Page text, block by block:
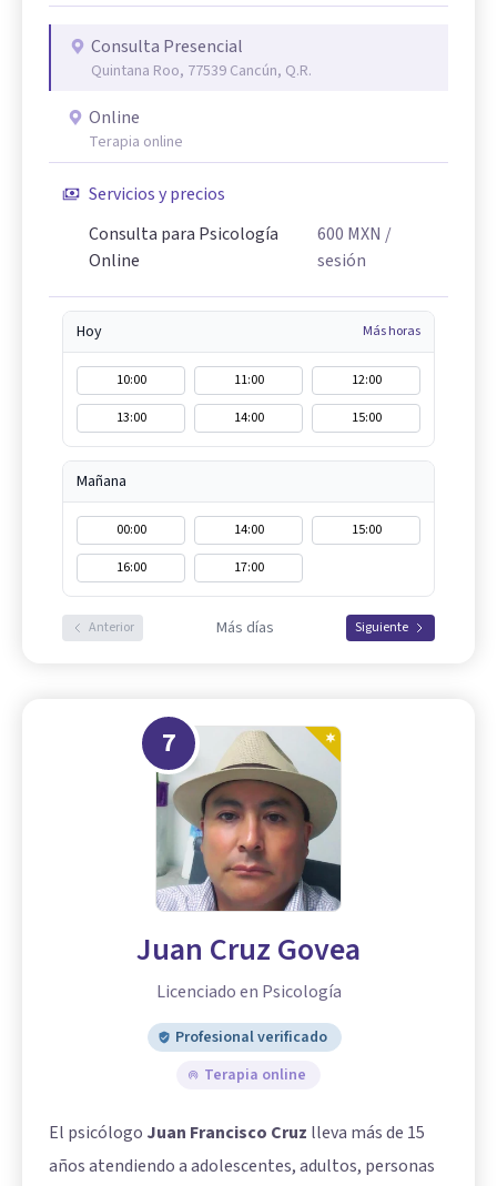
Consulta Presencial
Quintana Roo, 77539 Cancún, Q.R.
Online
Terapia online
Servicios y precios
Consulta para Psicología
Online
600 MXN /
sesión
Hoy Más horas
10:00 11:00
12:00
13:00
14:00 15:00
Mañana
00:00 14:00
15:00
16:00
17:00
Anterior Más días Siguiente
7
Juan Cruz Govea
Licenciado en Psicología
Profesional verificado
Terapia online
El psicólogo Juan Francisco Cruz lleva más de 15
años atendiendo a adolescentes, adultos, personas